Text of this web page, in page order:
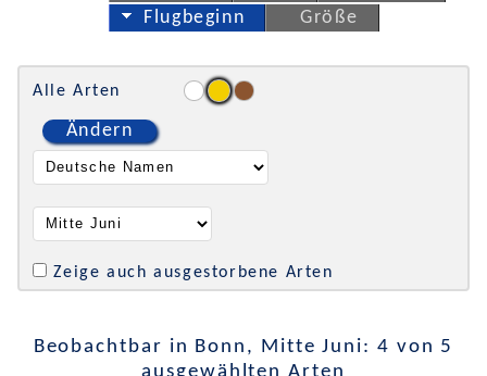
Flugbeginn
Größe
Alle Arten
Ändern
Zeige auch ausgestorbene Arten
Beobachtbar in Bonn, Mitte Juni: 4 von 5